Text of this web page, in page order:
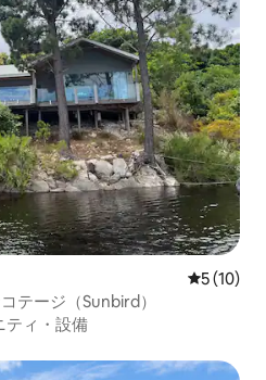
レビュー
5 (10)
テージ（Sunbird）
ティ・設備